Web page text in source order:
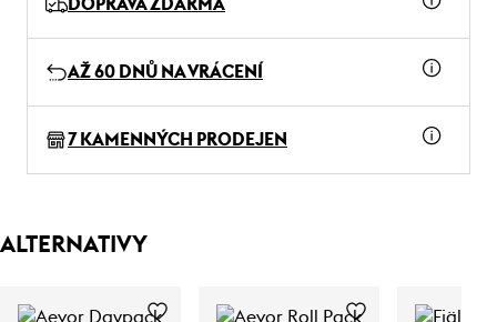
DOPRAVA ZDARMA
AŽ 60 DNŮ NA VRÁCENÍ
7 KAMENNÝCH PRODEJEN
ALTERNATIVY